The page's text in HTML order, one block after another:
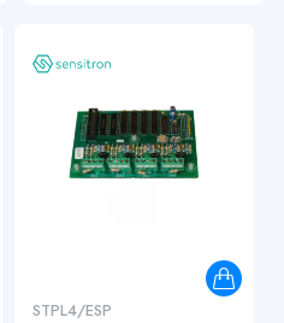
STPL4/ESP